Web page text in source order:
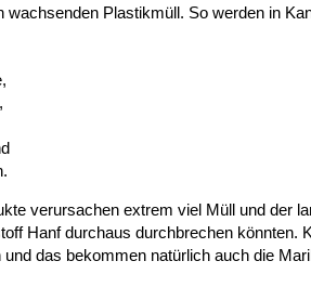
wachsenden Plastikmüll. So werden in
verursachen extrem viel Müll und der
Hanf durchaus durchbrechen
das bekommen natürlich auch die